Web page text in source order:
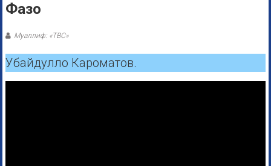
Фазо
Муаллиф: «ТВС»
Убайдулло Кароматов.